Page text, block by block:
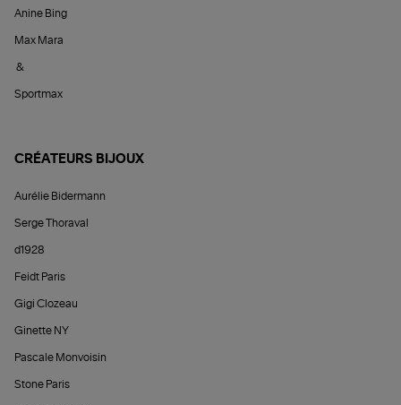
Anine Bing
Max Mara
&
Sportmax
CRÉATEURS BIJOUX
Aurélie Bidermann
Serge Thoraval
d1928
Feidt Paris
Gigi Clozeau
Ginette NY
Pascale Monvoisin
Stone Paris